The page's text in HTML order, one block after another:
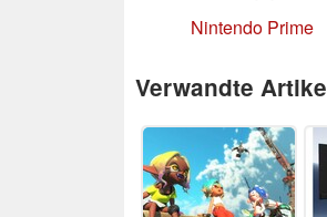
Nintendo Prime
Verwandte